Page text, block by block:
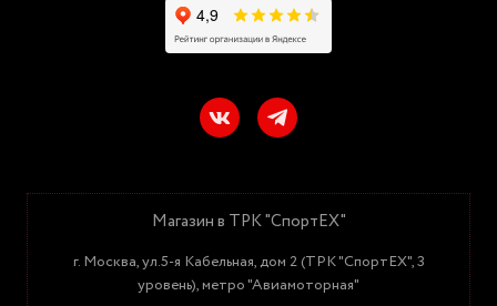
Магазин в ТРК "СпортЕХ"
г. Москва, ул.5-я Кабельная, дом 2 (ТРК "СпортЕХ", 3
уровень), метро "Авиамоторная"